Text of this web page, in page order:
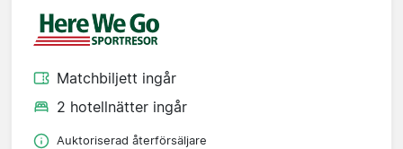
Matchbiljett ingår
2 hotellnätter ingår
Auktoriserad återförsäljare